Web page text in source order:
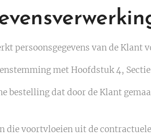
persoonsgegevens van de Klant
met Hoofdstuk 4, Sectie
bestelling dat door de Klant
die voortvloeien uit de